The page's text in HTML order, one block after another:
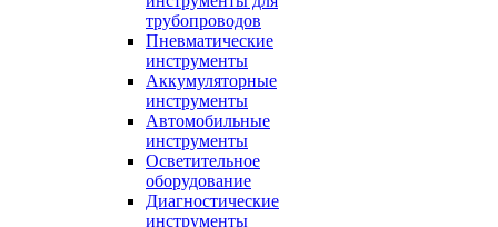
трубопроводов
Пневматические
инструменты
Аккумуляторные
инструменты
Автомобильные
инструменты
Осветительное
оборудование
Диагностические
инструменты